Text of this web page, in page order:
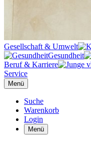
Gesellschaft & Umwelt
Gesundheit
Beruf & Karriere
Service
Menü
Suche
Warenkorb
Login
Menü